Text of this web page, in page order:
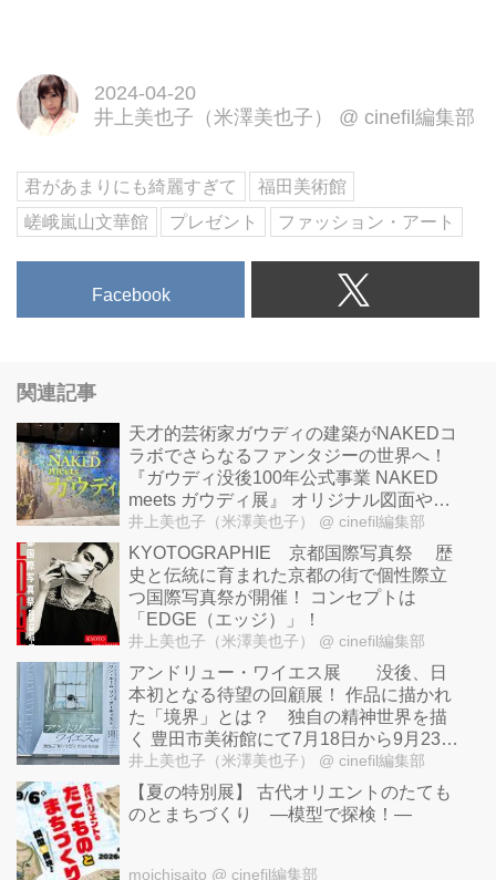
2024-04-20
井上美也子（米澤美也子）
@ cinefil編集部
君があまりにも綺麗すぎて
福田美術館
嵯峨嵐山文華館
プレゼント ファッション・アート
Facebook
関連記事
天才的芸術家ガウディの建築がNAKEDコ
ラボでさらなるファンタジーの世界へ！
『ガウディ没後100年公式事業 NAKED
meets ガウディ展』 オリジナル図面やガ
ウディ手記など秘蔵のコレクション世界
初公開！
井上美也子（米澤美也子） @ cinefil編集部
KYOTOGRAPHIE 京都国際写真祭 歴
史と伝統に育まれた京都の街で個性際立
つ国際写真祭が開催！ コンセプトは
「EDGE（エッジ）」！
井上美也子（米澤美也子） @ cinefil編集部
アンドリュー・ワイエス展 没後、日
本初となる待望の回顧展！ 作品に描かれ
た「境界」とは？ 独自の精神世界を描
く 豊田市美術館にて7月18日から9月23日
まで開催！
井上美也子（米澤美也子） @ cinefil編集部
【夏の特別展】 古代オリエントのたても
のとまちづくり —模型で探検！—
moichisaito @ cinefil編集部